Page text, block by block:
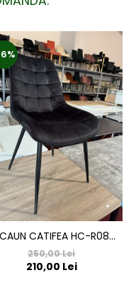
CATIFEA HC-R08
NEGRU
250,00 Lei
210,00 Lei